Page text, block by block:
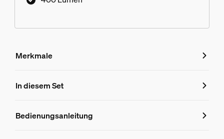
Merkmale
Merkmale
8719514875876
In diesem Set
Bedienungsanleitung